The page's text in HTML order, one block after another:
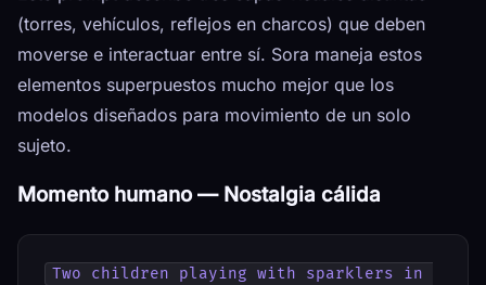
(torres, vehículos, reflejos en charcos) que deben
moverse e interactuar entre sí. Sora maneja estos
elementos superpuestos mucho mejor que los
modelos diseñados para movimiento de un solo
sujeto.
Momento humano — Nostalgia cálida
Two children playing with sparklers in